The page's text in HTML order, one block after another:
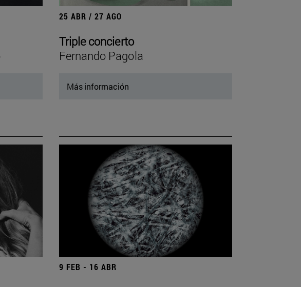
25 ABR / 27 AGO
Triple concierto
Fernando Pagola
Más información
9 FEB - 16 ABR